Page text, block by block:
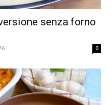
senza forno
0